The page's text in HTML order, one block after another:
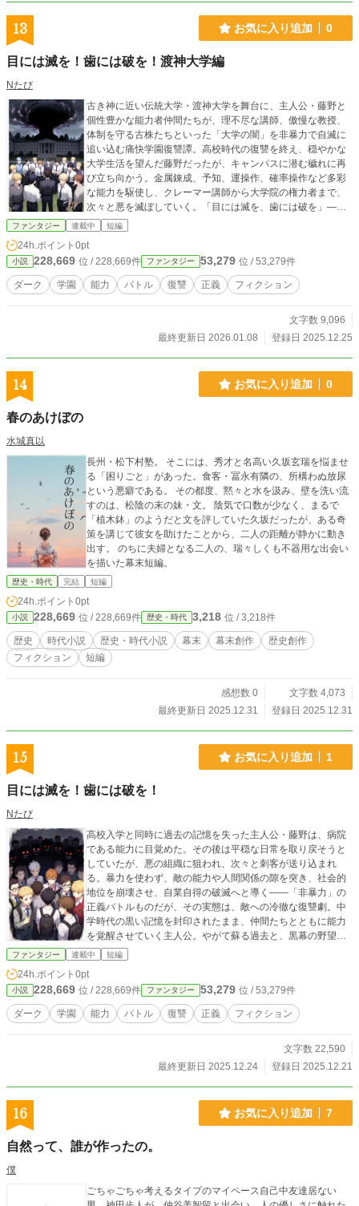
13 お気に入り追加 0
目には滅を！歯には破を！渡神大学編
Nたび
古き神に近い伝統大学・渡神大学を舞台に、主人公・藤野と
個性豊かな能力者仲間たちが、理不尽な講師、傲慢な教授、
体制を守る古株たちといった「大学の闇」を非暴力で自滅に
追い込む痛快学園復讐譚。高校時代の復讐を終え、穏やかな
大学生活を望んだ藤野だったが、キャンパスに潜む穢れに再
び立ち向かう。金属錬成、予知、運操作、確率操作など多彩
な能力を駆使し、クレーマー講師から大学院の権力者まで、
次々と悪を滅ぼしていく。「目には滅を、歯には破を」――
自らの穢れで自滅する因果応報の物語！
ファンタジー 連載中 短編
24h.ポイント 0pt
小説 228,669 位 / 228,669件 ファンタジー 53,279 位 / 53,279件
ダーク 学園 能力 バトル 復讐 正義 フィクション
文字数 9,096
最終更新日 2026.01.08
登録日 2025.12.25
14 お気に入り追加 0
春のあけぼの
水城真以
長州・松下村塾。 そこには、秀才と名高い久坂玄瑞を悩ませ
る「困りごと」があった。食客・冨永有隣の、所構わぬ放尿
という悪癖である。 その都度、黙々と水を汲み、壁を洗い流
すのは、松陰の末の妹・文。 陰気で口数が少なく、まるで
「植木鉢」のようだと文を評していた久坂だったが、ある奇
策を講じて彼女を助けたことから、二人の距離が静かに動き
出す。 のちに夫婦となる二人の、瑞々しくも不器用な出会い
を描いた幕末短編。
歴史・時代 完結 短編
24h.ポイント 0pt
小説 228,669 位 / 228,669件 歴史・時代 3,218 位 / 3,218件
歴史 時代小説 歴史・時代小説 幕末 幕末創作
歴史創作
フィクション
短編
感想数 0
文字数 4,073
最終更新日 2025.12.31
登録日 2025.12.31
15 お気に入り追加 1
目には滅を！歯には破を！
Nたび
高校入学と同時に過去の記憶を失った主人公・藤野は、病院
である能力に目覚めた。その後は平穏な日常を取り戻そうと
していたが、悪の組織に狙われ、次々と刺客が送り込まれ
る。暴力を使わず、敵の能力や人間関係の隙を突き、社会的
地位を崩壊させ、自業自得の破滅へと導く——「非暴力」の
正義バトルものだが、その実態は、敵への冷徹な復讐劇。中
学時代の黒い記憶を封印されたまま、仲間たちとともに能力
を覚醒させていく主人公。やがて蘇る過去と、黒幕の野望が
明らかになり、最終決戦へ。「手は汚さない。奴らは自分で
皮肉たっぷりの復讐バトルストーリー。
ファンタジー 連載中 短編
24h.ポイント 0pt
小説 228,669 位 / 228,669件 ファンタジー 53,279 位 / 53,279件
ダーク 学園 能力 バトル 復讐 正義 フィクション
文字数 22,590
最終更新日 2025.12.24
登録日 2025.12.21
16 お気に入り追加 7
自然って、誰が作ったの。
僕
ごちゃごちゃ考えるタイプのマイペース自己中友達居ない